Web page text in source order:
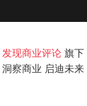
发现商业评论旗下
洞察商业 启迪未来